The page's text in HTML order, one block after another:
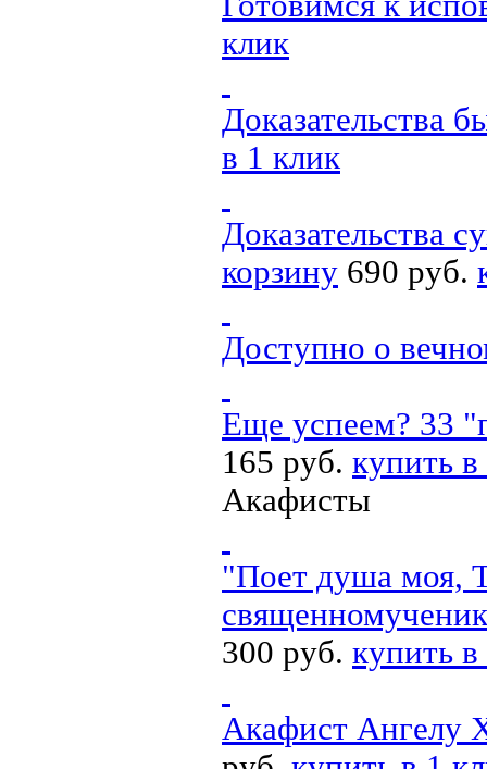
клик
Доказательства
в 1 клик
Доказательства
корзину 690 руб.
Доступно о
Еще успеем? 33
165 руб. купить
Акафисты
"Поет душа моя,
300 руб. купить
Акафист Ангелу